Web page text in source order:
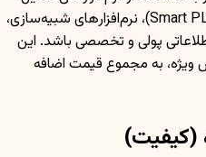
آماری پیشرفته (مانند Smart PLS, R, Python)، نرم‌افزارهای شبیه‌سازی،
پولی و تخصصی باشد. این
ویژه، به مجموع قیمت اضافه